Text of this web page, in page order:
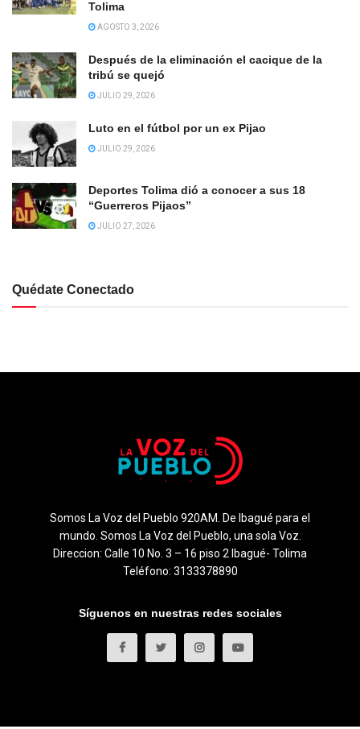
Tolima
AGOSTO 3, 2026
Después de la eliminación el cacique de la
tribú se quejó
JULIO 29, 2026
Luto en el fútbol por un ex Pijao
JULIO 29, 2026
Deportes Tolima dió a conocer a sus 18
“Guerreros Pijaos”
JULIO 27, 2026
Quédate Conectado
Somos La Voz del Pueblo 920AM. De Ibagué para el
mundo. Somos La Voz del Pueblo, una sola Voz.
Direccion: Calle 10 No. 3 – 16 piso 2 Ibagué- Tolima
Teléfono: 3133378890
Síguenos en nuestras redes sociales